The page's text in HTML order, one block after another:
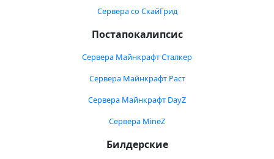
Сервера со СкайГрид
Постапокалипсис
Сервера Майнкрафт Сталкер
Сервера Майнкрафт Раст
Сервера Майнкрафт DayZ
Сервера MineZ
Билдерские